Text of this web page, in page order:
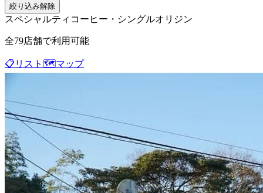
絞り込み解除
スペシャルティコーヒー・シングルオリジン
全79店舗で利用可能
📋リスト 🗺️マップ